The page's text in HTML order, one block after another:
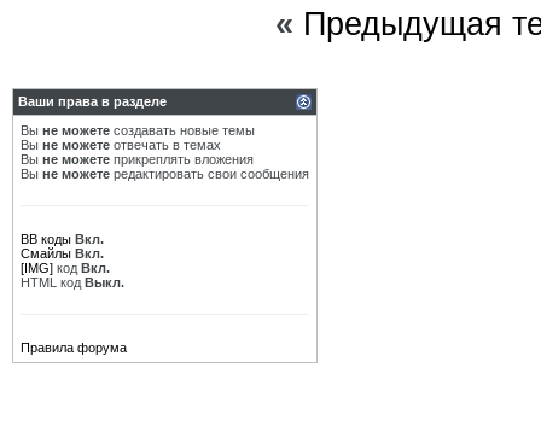
« Предыдущая
Ваши права в разделе
Вы не можете создавать новые темы
Вы не можете отвечать в темах
Вы не можете прикреплять вложения
Вы не можете редактировать свои сообщения
BB коды Вкл.
Смайлы Вкл.
[IMG] код Вкл.
HTML код Выкл.
Правила форума